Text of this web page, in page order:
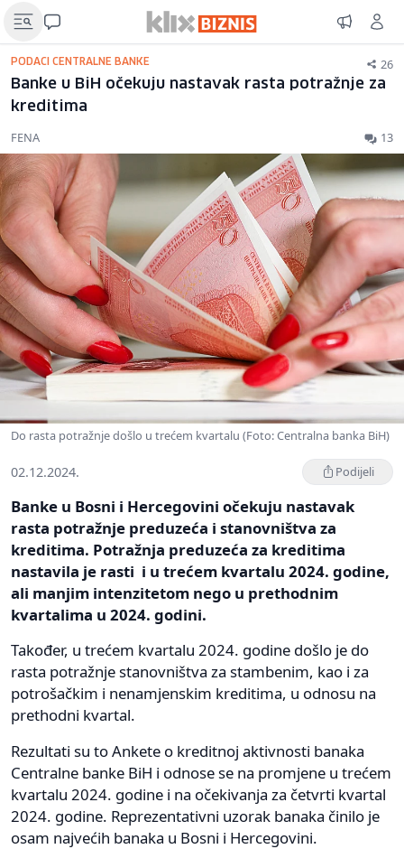
PODACI CENTRALNE BANKE 26
Banke u BiH očekuju nastavak rasta potražnje za
kreditima
FENA 13
Do rasta potražnje došlo u trećem kvartalu (Foto: Centralna banka BiH)
02.12.2024. Podijeli
Banke u Bosni i Hercegovini očekuju nastavak
rasta potražnje preduzeća i stanovništva za
kreditima. Potražnja preduzeća za kreditima
nastavila je rasti i u trećem kvartalu 2024. godine,
ali manjim intenzitetom nego u prethodnim
kvartalima u 2024. godini.
Također, u trećem kvartalu 2024. godine došlo je do
rasta potražnje stanovništva za stambenim, kao i za
potrošačkim i nenamjenskim kreditima, u odnosu na
prethodni kvartal.
Rezultati su to Ankete o kreditnoj aktivnosti banaka
Centralne banke BiH i odnose se na promjene u trećem
kvartalu 2024. godine i na očekivanja za četvrti kvartal
2024. godine. Reprezentativni uzorak banaka činilo je
osam najvećih banaka u Bosni i Hercegovini.